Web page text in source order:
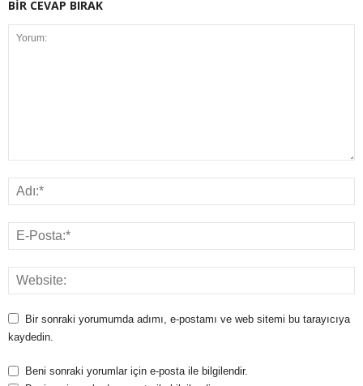
BİR CEVAP BIRAK
Bir sonraki yorumumda adımı, e-postamı ve web sitemi bu tarayıcıya
kaydedin.
Beni sonraki yorumlar için e-posta ile bilgilendir.